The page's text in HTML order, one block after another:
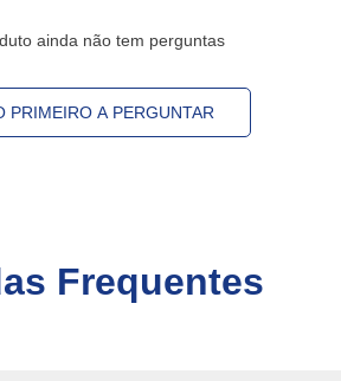
ainda não tem perguntas
PRIMEIRO A PERGUNTAR
Frequentes